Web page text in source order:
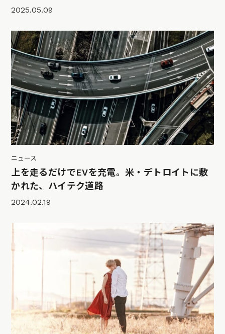
2025.05.09
ニュース
上を走るだけでEVを充電。米・デトロイトに敷
かれた、ハイテク道路
2024.02.19